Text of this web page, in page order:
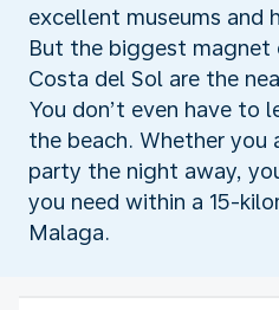
excellent museums and
But the biggest
Costa del Sol are the
You don’t even have to
the beach. Whether you
party the night away,
you need within a 15-
Malaga.